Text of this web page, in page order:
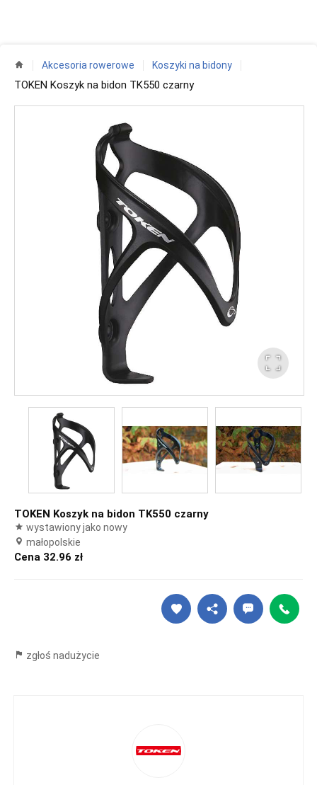
Akcesoria rowerowe Koszyki na bidony
TOKEN Koszyk na bidon TK550 czarny
TOKEN Koszyk na bidon TK550 czarny
wystawiony jako nowy
małopolskie
Cena 32.96 zł
zgłoś nadużycie